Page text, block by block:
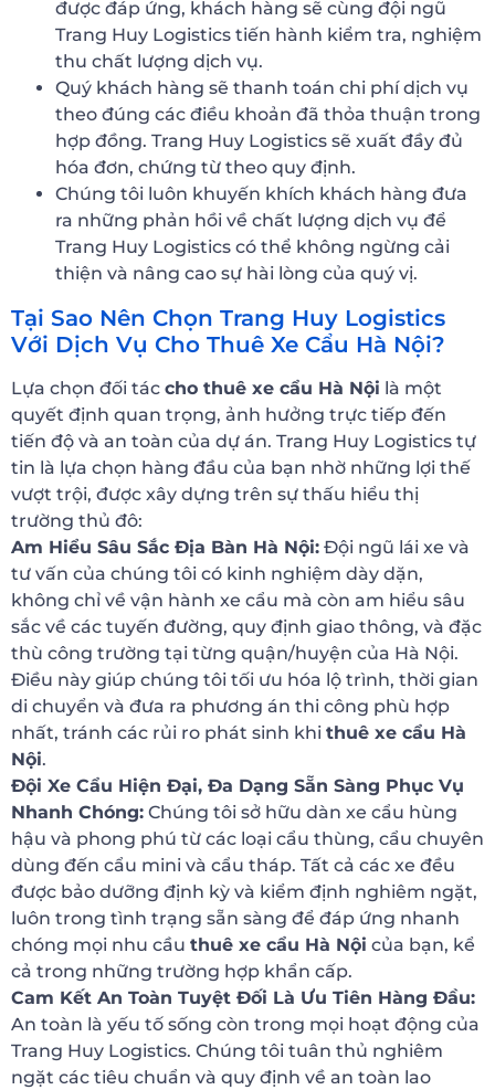
được đáp ứng, khách hàng sẽ cùng đội ngũ
Trang Huy Logistics tiến hành kiểm tra, nghiệm
thu chất lượng dịch vụ.
Quý khách hàng sẽ thanh toán chi phí dịch vụ
theo đúng các điều khoản đã thỏa thuận trong
hợp đồng. Trang Huy Logistics sẽ xuất đầy đủ
hóa đơn, chứng từ theo quy định.
Chúng tôi luôn khuyến khích khách hàng đưa
ra những phản hồi về chất lượng dịch vụ để
Trang Huy Logistics có thể không ngừng cải
thiện và nâng cao sự hài lòng của quý vị.
Tại Sao Nên Chọn Trang Huy Logistics
Với Dịch Vụ Cho Thuê Xe Cẩu Hà Nội?
Lựa chọn đối tác cho thuê xe cẩu Hà Nội là một
quyết định quan trọng, ảnh hưởng trực tiếp đến
tiến độ và an toàn của dự án. Trang Huy Logistics tự
tin là lựa chọn hàng đầu của bạn nhờ những lợi thế
vượt trội, được xây dựng trên sự thấu hiểu thị
trường thủ đô:
Am Hiểu Sâu Sắc Địa Bàn Hà Nội: Đội ngũ lái xe và
tư vấn của chúng tôi có kinh nghiệm dày dặn,
không chỉ về vận hành xe cẩu mà còn am hiểu sâu
sắc về các tuyến đường, quy định giao thông, và đặc
thù công trường tại từng quận/huyện của Hà Nội.
Điều này giúp chúng tôi tối ưu hóa lộ trình, thời gian
di chuyển và đưa ra phương án thi công phù hợp
nhất, tránh các rủi ro phát sinh khi thuê xe cẩu Hà
Nội.
Đội Xe Cẩu Hiện Đại, Đa Dạng Sẵn Sàng Phục Vụ
Nhanh Chóng: Chúng tôi sở hữu dàn xe cẩu hùng
hậu và phong phú từ các loại cẩu thùng, cẩu chuyên
dùng đến cẩu mini và cẩu tháp. Tất cả các xe đều
được bảo dưỡng định kỳ và kiểm định nghiêm ngặt,
luôn trong tình trạng sẵn sàng để đáp ứng nhanh
chóng mọi nhu cầu thuê xe cẩu Hà Nội của bạn, kể
cả trong những trường hợp khẩn cấp.
Cam Kết An Toàn Tuyệt Đối Là Ưu Tiên Hàng Đầu:
An toàn là yếu tố sống còn trong mọi hoạt động của
Trang Huy Logistics. Chúng tôi tuân thủ nghiêm
ngặt các tiêu chuẩn và quy định về an toàn lao